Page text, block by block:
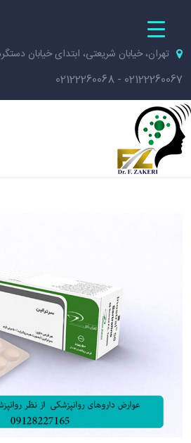
تهران، خیابان شریعتی، ابتدای خیابان
02122260067
-
02122260068